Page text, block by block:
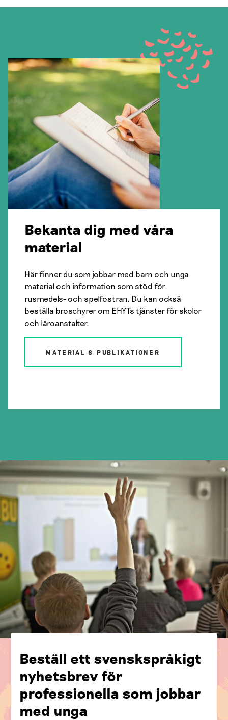
Bekanta dig med våra
material
Här finner du som jobbar med barn och unga
material och information som stöd för
rusmedels- och spelfostran. Du kan också
beställa broschyrer om EHYTs tjänster för skolor
och läroanstalter.
MATERIAL & PUBLIKATIONER
Beställ ett svenskspråkigt
nyhetsbrev för
professionella som jobbar
med unga